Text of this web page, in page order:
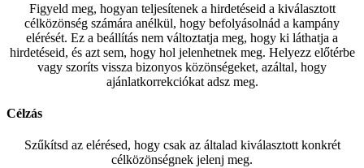
Figyeld meg, hogyan teljesítenek a hirdetéseid a kiválasztott
célközönség számára anélkül, hogy befolyásolnád a kampány
elérését. Ez a beállítás nem változtatja meg, hogy ki láthatja a
hirdetéseid, és azt sem, hogy hol jelenhetnek meg. Helyezz előtérbe
vagy szoríts vissza bizonyos közönségeket, azáltal, hogy
ajánlatkorrekciókat adsz meg.
Célzás
Szűkítsd az elérésed, hogy csak az általad kiválasztott konkrét
célközönségnek jelenj meg.